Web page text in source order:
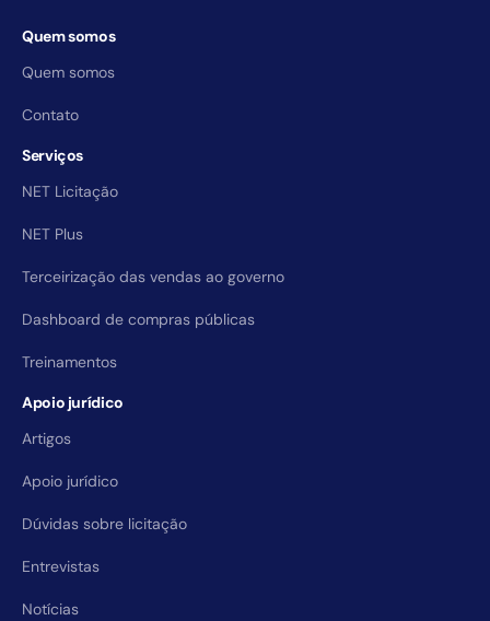
Quem somos
Quem somos
Contato
Serviços
NET Licitação
NET Plus
Terceirização das vendas ao governo
Dashboard de compras públicas
Treinamentos
Apoio jurídico
Artigos
Apoio jurídico
Dúvidas sobre licitação
Entrevistas
Notícias